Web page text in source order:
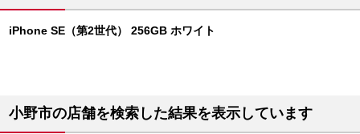
iPhone SE（第2世代） 256GB ホワイト
小野市の店舗を検索した結果を表示しています